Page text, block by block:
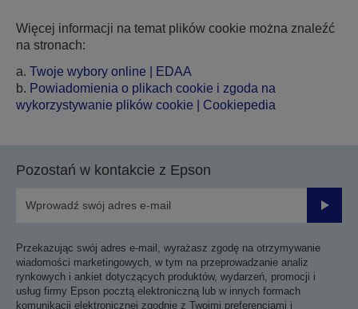
Więcej informacji na temat plików cookie można znaleźć
na stronach:
a. Twoje wybory online | EDAA
b. Powiadomienia o plikach cookie i zgoda na
wykorzystywanie plików cookie | Cookiepedia
Pozostań w kontakcie z Epson
Przekazując swój adres e-mail, wyrażasz zgodę na otrzymywanie
wiadomości marketingowych, w tym na przeprowadzanie analiz
rynkowych i ankiet dotyczących produktów, wydarzeń, promocji i
usług firmy Epson pocztą elektroniczną lub w innych formach
komunikacji elektronicznej zgodnie z Twoimi preferencjami i